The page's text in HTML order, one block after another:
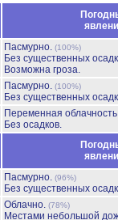
Пасмурно. (100%)
Без существенных
Возможна гроза.
Пасмурно. (100%)
Без существенных
Переменная
Без осадков.
Пасмурно. (96%)
Без существенных
Облачно. (78%)
Местами небольшой